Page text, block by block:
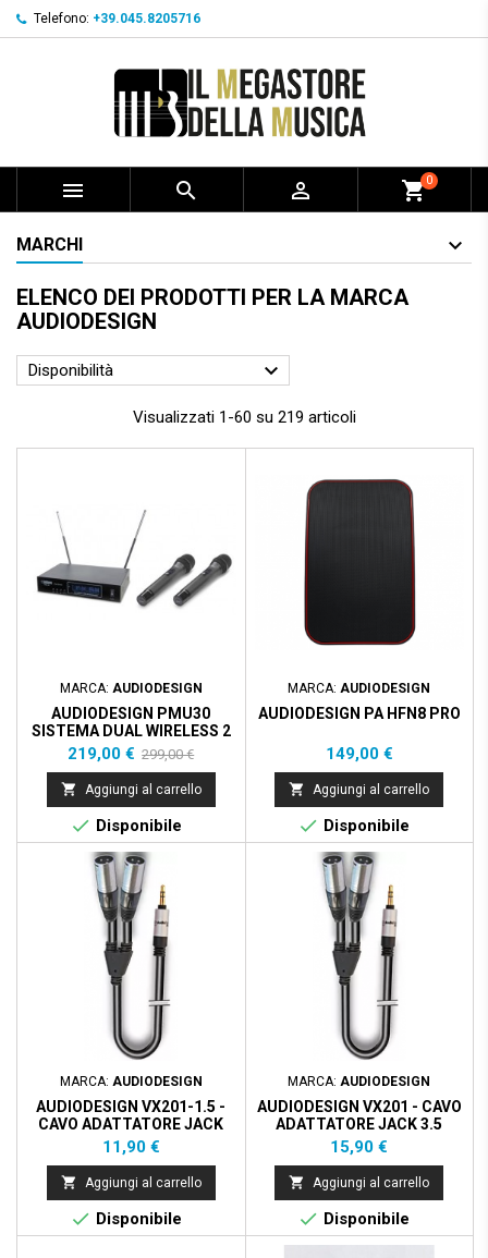
Telefono: +39.045.8205716
   shopping_cart0
MARCHI
ELENCO DEI PRODOTTI PER LA MARCA
AUDIODESIGN
Disponibilità 
Visualizzati 1-60 su 219 articoli
MARCA: AUDIODESIGN
AUDIODESIGN PMU30
SISTEMA DUAL WIRELESS 2
HANDHELD
Prezzo
219,00 € Prezzo
base
299,00 €
 Aggiungi al carrello
 Disponibile
MARCA: AUDIODESIGN
AUDIODESIGN PA HFN8 PRO
Prezzo
149,00 €
 Aggiungi al carrello
 Disponibile
MARCA: AUDIODESIGN
AUDIODESIGN VX201-1.5 -
CAVO ADATTATORE JACK
3.5 STEREO A 2 XLR-3M -
1.5M
Prezzo
11,90 €
 Aggiungi al carrello
 Disponibile
MARCA:AUDIODESIGN
AUDIODESIGN VX201 - CAVO
ADATTATORE JACK 3.5
STEREO A 2 XLR-3M - 3M
Prezzo
15,90 €
 Aggiungi al carrello
 Disponibile